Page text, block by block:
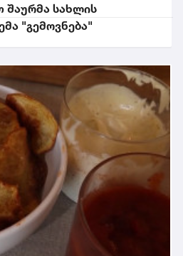
სახლის
"გემოვნება"